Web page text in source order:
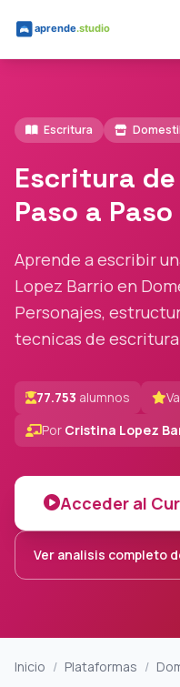
Escritura
Escritura
Paso a
Aprende a escribir
Lopez Barrio en
Personajes,
tecnicas de
77.753 alumnos
Por Cristina Lopez
Acceder al
Ver analisis completo
Inicio / Plataformas /